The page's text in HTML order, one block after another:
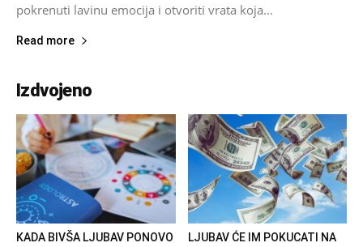
pokrenuti lavinu emocija i otvoriti vrata koja...
Read more
Izdvojeno
KADA BIVŠA LJUBAV PONOVO
LJUBAV ĆE IM POKUCATI NA